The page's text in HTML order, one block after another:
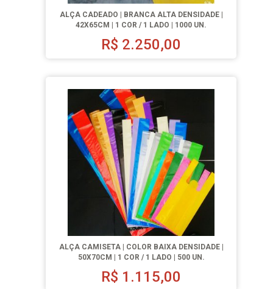
ALÇA CADEADO | BRANCA ALTA DENSIDADE |
42X65CM | 1 COR / 1 LADO | 1000 UN.
R$ 2.250,00
ALÇA CAMISETA | COLOR BAIXA DENSIDADE |
50X70CM | 1 COR / 1 LADO | 500 UN.
R$ 1.115,00